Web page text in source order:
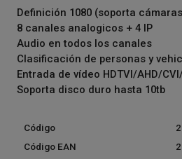
Definición 1080 (soporta
8 canales analogicos + 4 IP
Audio en todos los canales
Clasificación de personas y
Entrada de vídeo HDTVI/AHD/
Soporta disco duro hasta 10tb
Código
Código EAN